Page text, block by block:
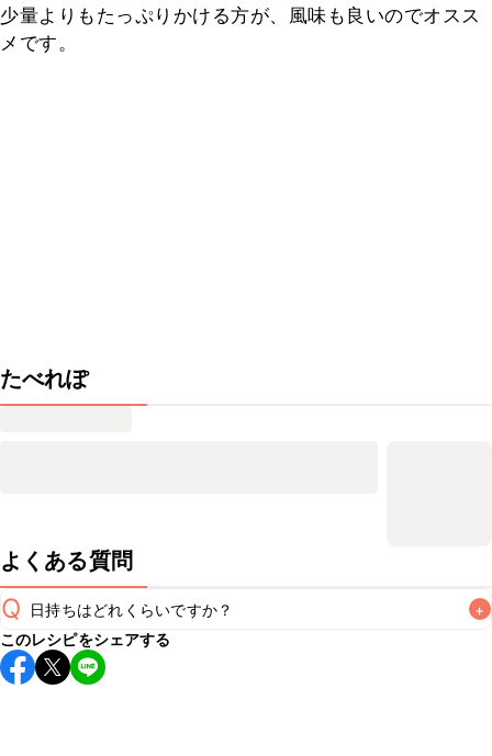
少量よりもたっぷりかける方が、風味も良いのでオスス
メです。
たべれぽ
よくある質問
Q 日持ちはどれくらいですか？ +
保存期間は冷蔵で当日中が目安です。なるべくお早めにお召
し上がりください。
このレシピをシェアする